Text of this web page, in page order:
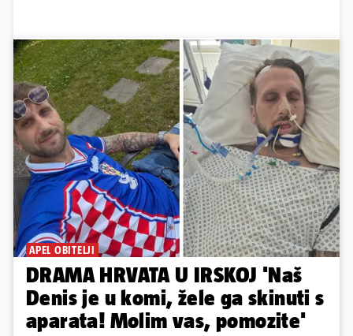
APEL OBITELJI
DRAMA HRVATA U IRSKOJ 'Naš
Denis je u komi, žele ga skinuti s
aparata! Molim vas, pomozite'